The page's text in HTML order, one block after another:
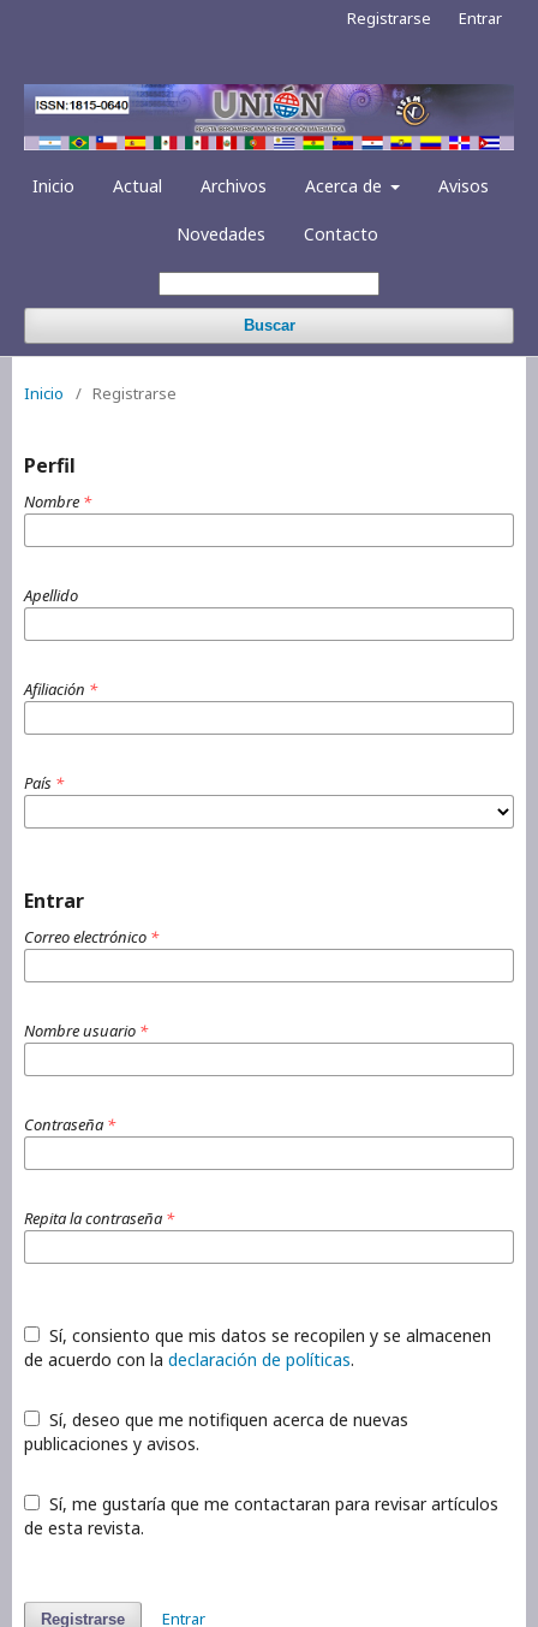
Inicio Actual Archivos Acerca de Avisos
Novedades Contacto
Buscar
Registrarse Entrar
Inicio / Registrarse
Perfil
Nombre *
Apellido
Afiliación *
País *
Entrar
Correo electrónico *
Nombre usuario *
Contraseña *
Repita la contraseña *
de acuerdo con la declaración de políticas.
publicaciones y avisos.
de esta revista.
Registrarse Entrar